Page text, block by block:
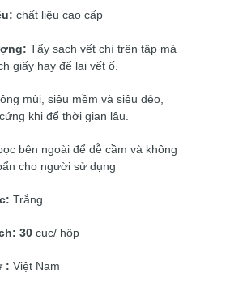
chất liệu cao cấp
Tẩy sạch vết chì trên tập mà
giấy hay để lại vết ố.
mùi, siêu mềm và siêu dẻo,
khi để thời gian lâu.
bên ngoài để dễ cầm và không
cho người sử dụng
Trắng
30 cục/ hộp
: Việt Nam